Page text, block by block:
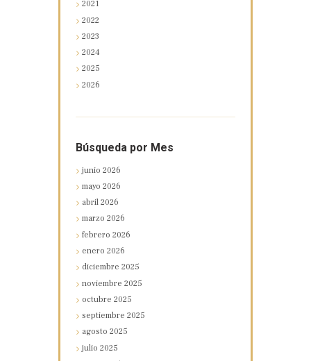
2021
2022
2023
2024
2025
2026
Búsqueda por Mes
junio2026
mayo2026
abril2026
marzo2026
febrero2026
enero2026
diciembre2025
noviembre2025
octubre2025
septiembre2025
agosto2025
julio2025